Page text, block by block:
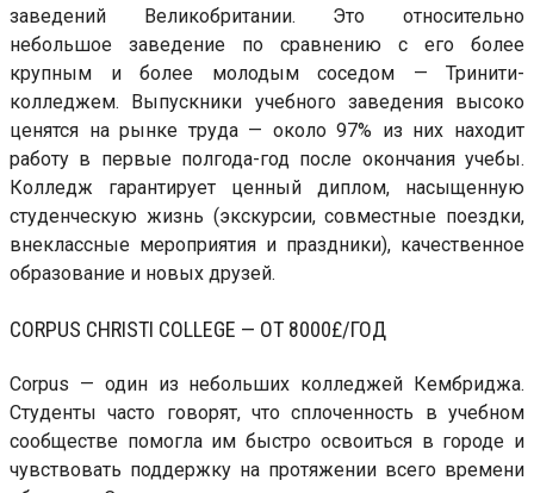
заведений Великобритании. Это относительно
небольшое заведение по сравнению с его более
крупным и более молодым соседом — Тринити-
колледжем. Выпускники учебного заведения высоко
ценятся на рынке труда — около 97% из них находит
работу в первые полгода-год после окончания учебы.
Колледж гарантирует ценный диплом, насыщенную
студенческую жизнь (экскурсии, совместные поездки,
внеклассные мероприятия и праздники), качественное
образование и новых друзей.
CORPUS CHRISTI COLLEGE — ОТ 8000£/ГОД
Corpus — один из небольших колледжей Кембриджа.
Студенты часто говорят, что сплоченность в учебном
сообществе помогла им быстро освоиться в городе и
чувствовать поддержку на протяжении всего времени